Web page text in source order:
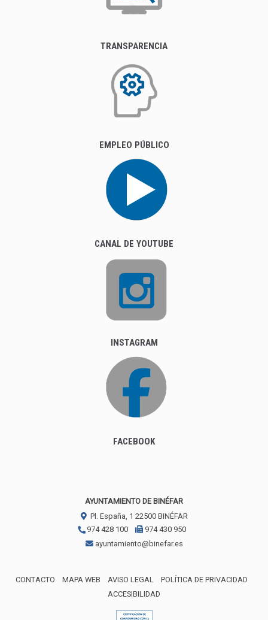
TRANSPARENCIA
EMPLEO PÚBLICO
CANAL DE YOUTUBE
INSTAGRAM
FACEBOOK
AYUNTAMIENTO DE BINÉFAR
Pl. España, 1 22500 BINÉFAR
974 428 100
974 430 950
ayuntamiento@binefar.es
CONTACTO MAPA WEB AVISO LEGAL
POLÍTICA DE PRIVACIDAD
ACCESIBILIDAD